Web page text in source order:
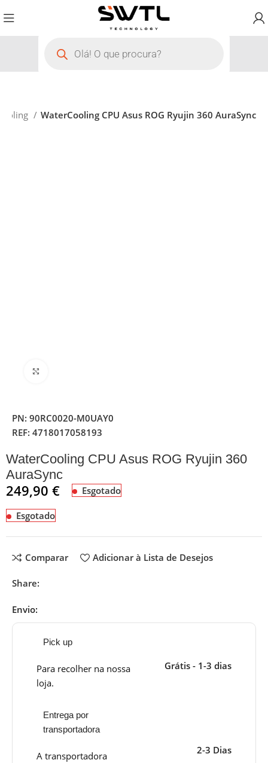
WaterCooling CPU Asus ROG Ryujin 360 AuraSync
PN:90RC0020-M0UAY0
REF:4718017058193
WaterCooling CPU Asus ROG Ryujin 360
AuraSync
249,90€ Esgotado
Esgotado
Comparar Adicionar à Lista de Desejos
Share:
Envio:
Pick up
Para recolher na nossa
loja.
Grátis - 1-3 dias
Entrega por
transportadora
A transportadora
2-3 Dias